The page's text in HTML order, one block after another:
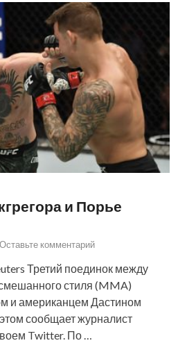
и Порье
Оставьте комментарий
Третий поединок между
стиля (MMA)
и американцем Дастином
сообщает журналист
Twitter. По …